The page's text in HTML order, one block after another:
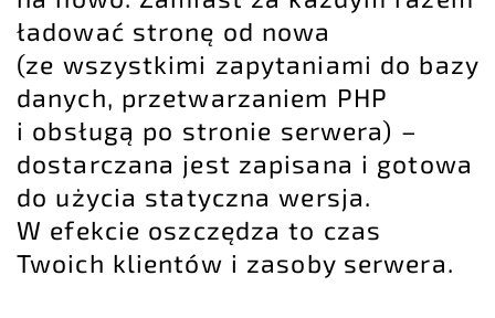
ładować stronę od nowa
(ze wszystkimi zapytaniami do bazy
danych, przetwarzaniem PHP
i obsługą po stronie serwera) –
dostarczana jest zapisana i gotowa
do użycia statyczna wersja.
W efekcie oszczędza to czas
Twoich klientów i zasoby serwera.